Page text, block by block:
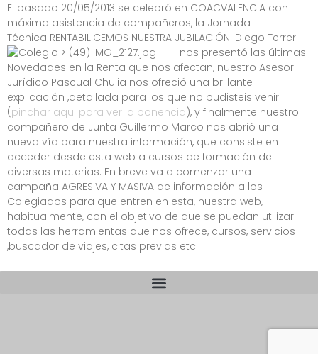
El pasado 20/05/2013 se celebró en COACVALENCIA con
máxima asistencia de compañeros, la Jornada
Técnica RENTABILICEMOS NUESTRA JUBILACIÓN .Diego Terrer
nos presentó las últimas
Novedades en la Renta que nos afectan, nuestro Asesor
Jurídico Pascual Chulia nos ofreció una brillante
explicación ,detallada para los que no pudisteis venir
(pinchar aqui para ver la ponencia), y finalmente nuestro
compañero de Junta Guillermo Marco nos abrió una
nueva vía para nuestra información, que consiste en
acceder desde esta web a cursos de formación de
diversas materias. En breve va a comenzar una
campaña AGRESIVA Y MASIVA de información a los
Colegiados para que entren en esta, nuestra web,
habitualmente, con el objetivo de que se puedan utilizar
todas las herramientas que nos ofrece, cursos, servicios
,buscador de viajes, citas previas etc.